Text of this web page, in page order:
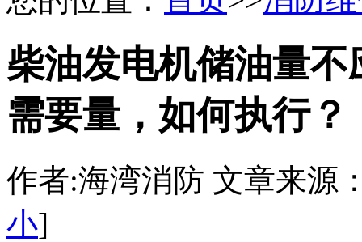
柴油发电机储油量不
需要量，如何执行？
作者:海湾消防 文章来源
小]